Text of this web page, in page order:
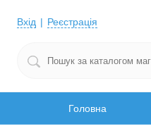
Вхід Реєстрація
Головна